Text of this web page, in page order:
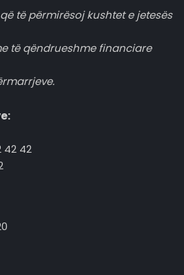
të përmirësoj kushtet e jetesës
të qëndrueshme financiare
42 42